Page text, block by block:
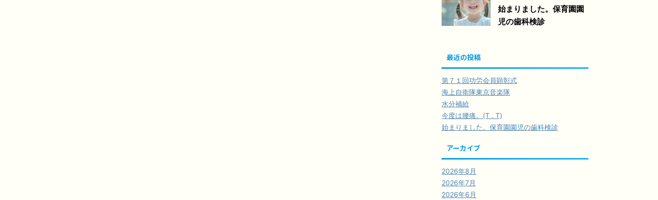
始まりました。保育園園
児の歯科検診
最近の投稿
第７１回功労会員顕彰式
海上自衛隊東京音楽隊
水分補給
今度は腰痛。(T . T)
始まりました。保育園園児の歯科検診
アーカイブ
2026年8月
2026年7月
2026年6月